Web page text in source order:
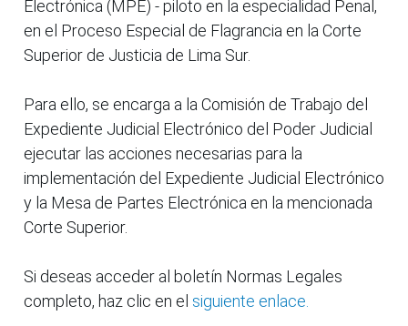
Electrónica (MPE) - piloto en la especialidad Penal,
en el Proceso Especial de Flagrancia en la Corte
Superior de Justicia de Lima Sur.
Para ello, se encarga a la Comisión de Trabajo del
Expediente Judicial Electrónico del Poder Judicial
ejecutar las acciones necesarias para la
implementación del Expediente Judicial Electrónico
y la Mesa de Partes Electrónica en la mencionada
Corte Superior.
Si deseas acceder al boletín Normas Legales
completo, haz clic en el siguiente enlace.